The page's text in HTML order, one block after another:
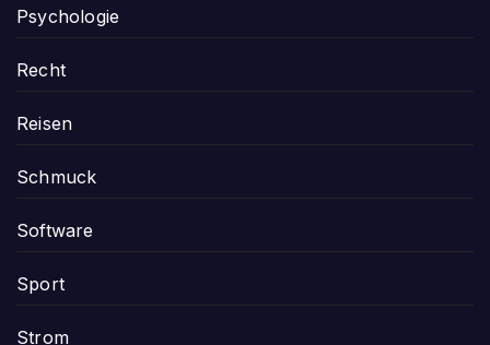
Psychologie
Recht
Reisen
Schmuck
Software
Sport
Strom